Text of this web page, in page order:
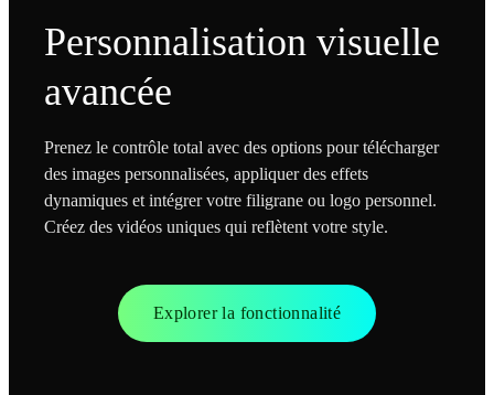
Personnalisation visuelle
avancée
Prenez le contrôle total avec des options pour télécharger
des images personnalisées, appliquer des effets
dynamiques et intégrer votre filigrane ou logo personnel.
Créez des vidéos uniques qui reflètent votre style.
Explorer la fonctionnalité